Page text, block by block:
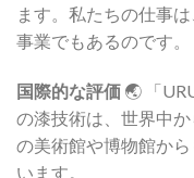
ます。私たちの仕事
事業でもあるのです。
国際的な評価 🌏 「
の漆技術は、世界中
の美術館や博物館か
います。